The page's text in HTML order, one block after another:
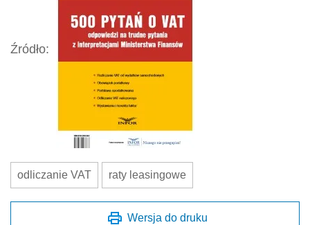
Źródło:
odliczanie VAT raty leasingowe
Wersja do druku